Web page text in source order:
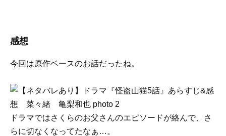
感想
今回は原作ベースのお話だったね。
ドラマではさくらのお父さんのエピソードが絡んで、さ
らに切なくなってたなぁ…。